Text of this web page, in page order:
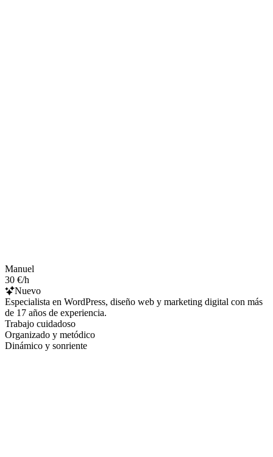
Manuel
30 €/h
Nuevo
Especialista en WordPress, diseño web y marketing digital con más
de 17 años de experiencia.
Trabajo cuidadoso
Organizado y metódico
Dinámico y sonriente